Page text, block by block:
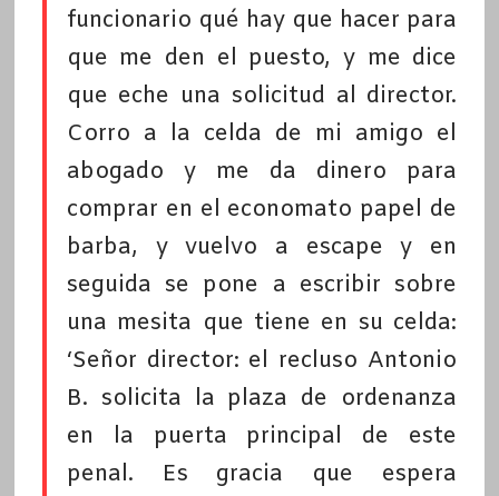
funcionario qué hay que hacer para
que me den el puesto, y me dice
que eche una solicitud al director.
Corro a la celda de mi amigo el
abogado y me da dinero para
comprar en el economato papel de
barba, y vuelvo a escape y en
seguida se pone a escribir sobre
una mesita que tiene en su celda:
‘Señor director: el recluso Antonio
B. solicita la plaza de ordenanza
en la puerta principal de este
penal. Es gracia que espera